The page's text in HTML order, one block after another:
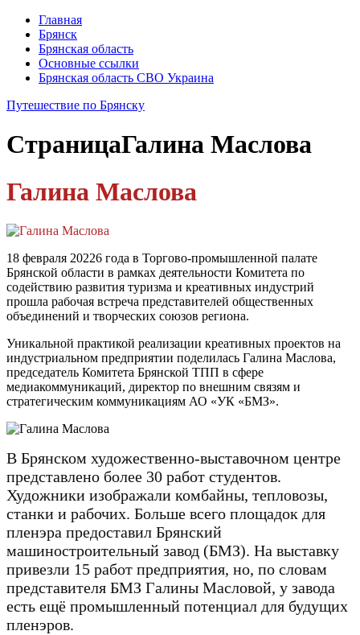
Главная
Брянск
Брянская область
Основные ссылки
Брянская область СВО Украина
Путешествие по Брянску
СтраницаГалина Маслова
Галина Маслова
18 февраля 20226 года в Торгово-промышленной палате
Брянской области в рамках деятельности Комитета по
содействию развития туризма и креативных индустрий
прошла рабочая встреча представителей общественных
объединений и творческих союзов региона.
Уникальной практикой реализации креативных проектов на
индустриальном предприятии поделилась Галина Маслова,
председатель Комитета Брянской ТПП в сфере
медиакоммуникаций, директор по внешним связям и
стратегическим коммуникациям АО «УК «БМЗ».
В Брянском художественно-выставочном центре
представлено более 30 работ студентов.
Художники изображали комбайны, тепловозы,
станки и рабочих. Больше всего площадок для
пленэра предоставил Брянский
машиностроительный завод (БМЗ). На выставку
привезли 15 работ предприятия, но, по словам
представителя БМЗ Галины Масловой, у завода
есть ещё промышленный потенциал для будущих
пленэров.